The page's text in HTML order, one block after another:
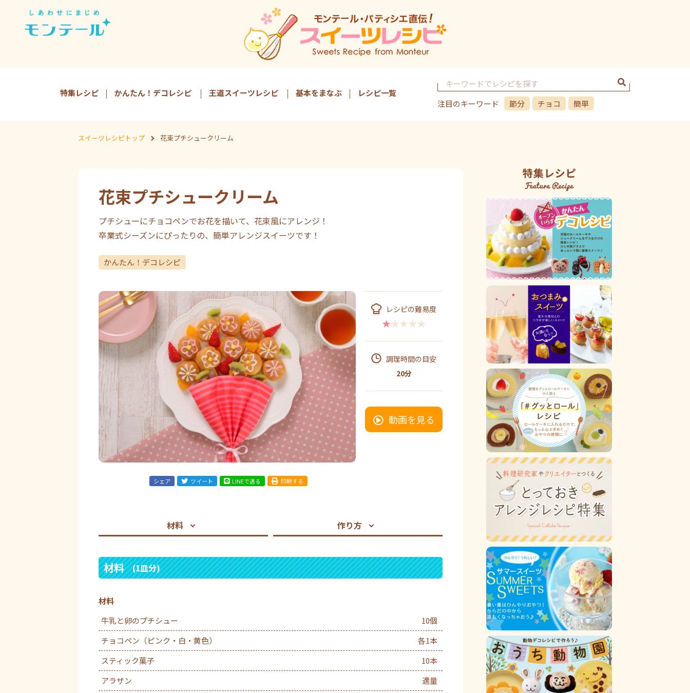
注目のキーワード 節分 チョコ 簡単
特集レシピ かんたん！デコレシピ 王道スイーツレシピ 基本をまなぶ レシピ一覧
スイーツレシピトップ 花束プチシュークリーム
花束プチシュークリーム
プチシューにチョコペンでお花を描いて、花束風にアレンジ！
卒業式シーズンにぴったりの、簡単アレンジスイーツです！
かんたん！デコレシピ
シェア ツイート LINEで送る 印刷する
レシピの難易度
★★★★★
調理時間の目安
20分
動画を見る
材料 作り方
材料 (1皿分)
材料
牛乳と卵のプチシュー
10個
チョコペン（ピンク・白・黄色）
各1本
スティック菓子
10本
アラザン
適量